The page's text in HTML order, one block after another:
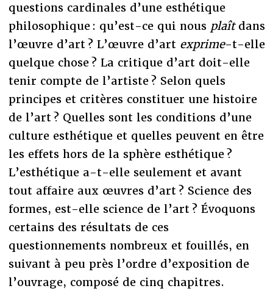
questions cardinales d’une esthétique
philosophique : qu’est-ce qui nous plaîtdans
l’œuvre d’art ? L’œuvre d’art exprime-t-elle
quelque chose ? La critique d’art doit-elle
tenir compte de l’artiste ? Selon quels
principes et critères constituer une histoire
de l’art ? Quelles sont les conditions d’une
culture esthétique et quelles peuvent en être
les effets hors de la sphère esthétique ?
L’esthétique a-t-elle seulement et avant
tout affaire aux œuvres d’art ? Science des
formes, est-elle science de l’art ? Évoquons
certains des résultats de ces
questionnements nombreux et fouillés, en
suivant à peu près l’ordre d’exposition de
l’ouvrage, composé de cinq chapitres.